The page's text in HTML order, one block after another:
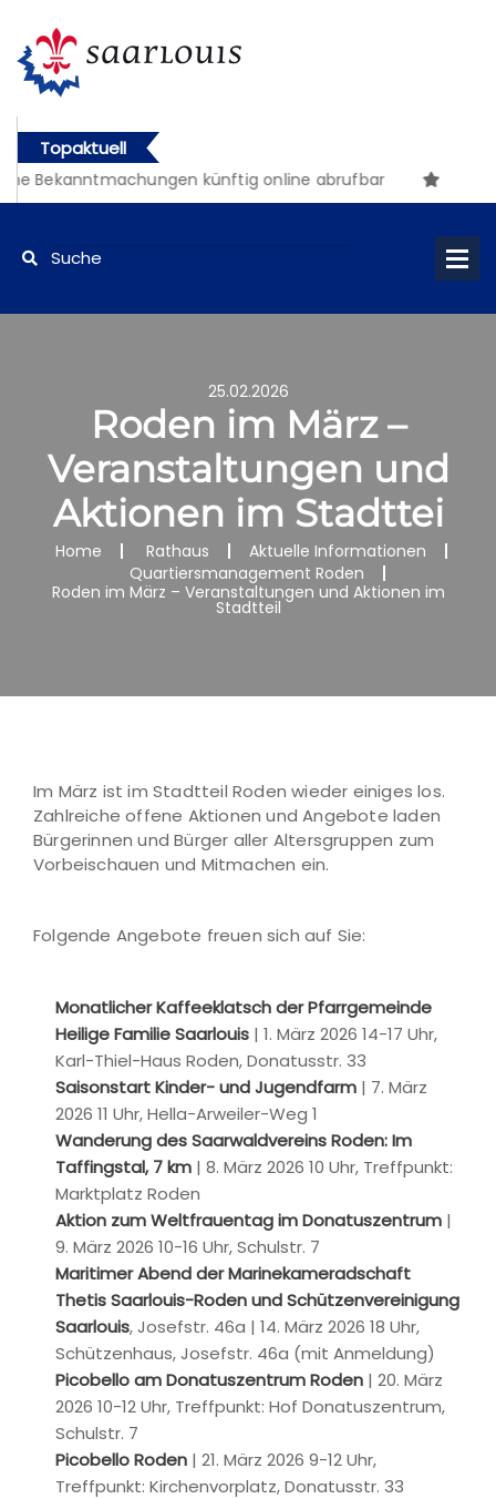
Topaktuell
Bekanntmachungen künftig online abrufbar
25.02.2026
Roden im März –
Veranstaltungen und
Aktionen im Stadttei
Home Rathaus
Aktuelle Informationen
Quartiersmanagement Roden
Roden im März – Veranstaltungen und Aktionen im
Stadtteil
Im März ist im Stadtteil Roden wieder einiges los.
Zahlreiche offene Aktionen und Angebote laden
Bürgerinnen und Bürger aller Altersgruppen zum
Vorbeischauen und Mitmachen ein.
Folgende Angebote freuen sich auf Sie:
Monatlicher Kaffeeklatsch derPfarrgemeinde
Heilige Familie Saarlouis | 1. März 2026 14-17 Uhr,
Karl-Thiel-Haus Roden, Donatusstr. 33
Saisonstart Kinder- und Jugendfarm | 7. März
2026 11 Uhr, Hella-Arweiler-Weg 1
Wanderung des Saarwaldvereins Roden: Im
Taffingstal, 7 km | 8. März 2026 10 Uhr, Treffpunkt:
Marktplatz Roden
Aktion zum Weltfrauentag im Donatuszentrum |
9. März 2026 10-16 Uhr, Schulstr. 7
Maritimer Abend der Marinekameradschaft
Thetis Saarlouis-Roden und Schützenvereinigung
Saarlouis, Josefstr. 46a | 14. März 2026 18 Uhr,
Schützenhaus, Josefstr. 46a (mit Anmeldung)
Picobello am Donatuszentrum Roden | 20. März
2026 10-12 Uhr, Treffpunkt: Hof Donatuszentrum,
Schulstr. 7
Picobello Roden | 21. März 2026 9-12 Uhr,
Treffpunkt: Kirchenvorplatz, Donatusstr. 33